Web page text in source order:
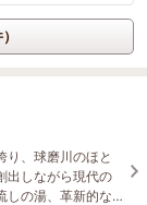
り、球磨川のほと
出しながら現代の
しの湯、革新的な